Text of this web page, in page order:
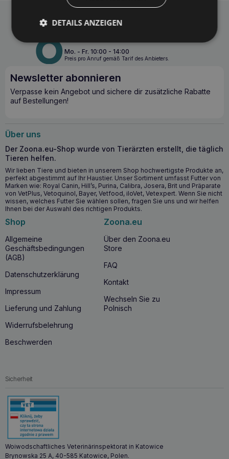
Telefon
Mo. - Fr. 10:00 - 14:00
Preis pro Anruf gemäß Tarif des Anbieters.
Newsletter abonnieren
Verpasse kein Angebot und sichere dir zusätzliche Rabatte
auf Bestellungen!
Über uns
Der Zoona.eu-Shop wurde von Tierärzten erstellt, die täglich
Tieren helfen.
Wir lieben Tiere und bieten in unserem Shop hochwertigste Produkte an,
perfekt abgestimmt auf Ihr Haustier. Unser Sortiment umfasst Futter von
Marken wie: Royal Canin, Hill’s, Purina, Calibra, Josera, Brit und Präparate
von VetPlus, Vetoquinol, Bayer, Vetfood, iloVet, Vetexpert. Wenn Sie nicht
wissen, welches Futter Sie wählen sollen, fragen Sie uns und wir helfen
Ihnen bei der Auswahl des richtigen Produkts.
Shop
Allgemeine
Geschäftsbedingungen
(AGB)
Datenschutzerklärung
Impressum
Lieferung und Zahlung
Widerrufsbelehrung
Beschwerden
Zoona.eu
Über den Zoona.eu
Store
FAQ
Kontakt
Wechseln Sie zu
Polnisch
Sicherheit
Woiwodschaftliches Veterinärinspektorat in Katowice
Brynowska 25 A, 40-585 Katowice, Polen.
DETAILS ANZEIGEN